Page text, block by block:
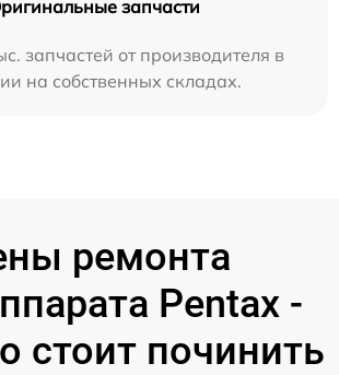
запчасти
запчастей от производителя в
на собственных складах.
ремонта
Pentax -
стоит починить